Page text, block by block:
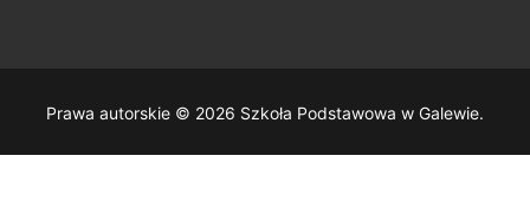
Prawa autorskie © 2026 Szkoła Podstawowa w Galewie.